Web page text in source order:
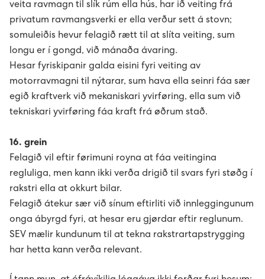
veita ravmagn til slík rúm ella hús, har ið veiting frá
privatum ravmangsverki er ella verður sett á stovn;
somuleiðis hevur felagið rætt til at slíta veiting, sum
longu er í gongd, við mánaða ávaring.
Hesar fyriskipanir galda eisini fyri veiting av
motorravmagni til nýtarar, sum hava ella seinri fáa sær
egið kraftverk við mekaniskari yvirføring, ella sum við
tekniskari yvirføring fáa kraft frá øðrum stað.
16. grein
Felagið vil eftir førimuni royna at fáa veitingina
regluliga, men kann ikki verða drigið til svars fyri støðg í
rakstri ella at okkurt bilar.
Felagið átekur sær við sínum eftirliti við innleggingunum
onga ábyrgd fyri, at hesar eru gjørdar eftir reglunum.
SEV mælir kundunum til at tekna rakstrartapstrygging
har hetta kann verða relevant.